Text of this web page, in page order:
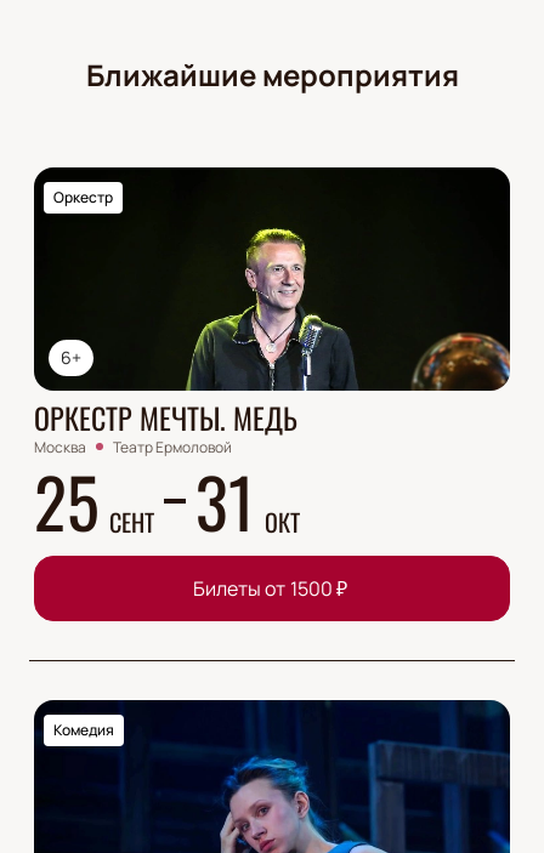
Ближайшие мероприятия
6+
Оркестр
ОРКЕСТР МЕЧТЫ. МЕДЬ
Москва Театр Ермоловой
25 СЕНТ 31 ОКТ
Билеты от 1500₽
Комедия